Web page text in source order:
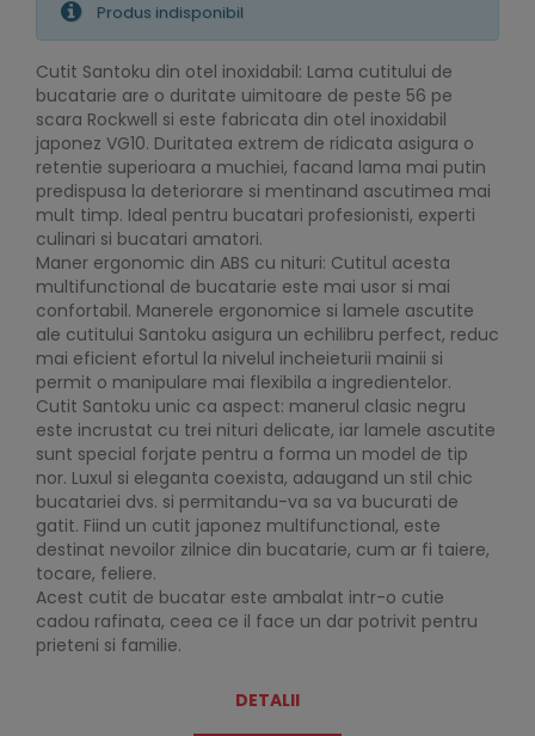
Produs indisponibil
Cutit Santoku din otel inoxidabil: Lama cutitului de
bucatarie are o duritate uimitoare de peste 56 pe
scara Rockwell si este fabricata din otel inoxidabil
japonez VG10. Duritatea extrem de ridicata asigura o
retentie superioara a muchiei, facand lama mai putin
predispusa la deteriorare si mentinand ascutimea mai
mult timp. Ideal pentru bucatari profesionisti, experti
culinari si bucatari amatori.
Maner ergonomic din ABS cu nituri: Cutitul acesta
multifunctional de bucatarie este mai usor si mai
confortabil. Manerele ergonomice si lamele ascutite
ale cutitului Santoku asigura un echilibru perfect, reduc
mai eficient efortul la nivelul incheieturii mainii si
permit o manipulare mai flexibila a ingredientelor.
Cutit Santoku unic ca aspect: manerul clasic negru
este incrustat cu trei nituri delicate, iar lamele ascutite
sunt special forjate pentru a forma un model de tip
nor. Luxul si eleganta coexista, adaugand un stil chic
bucatariei dvs. si permitandu-va sa va bucurati de
gatit. Fiind un cutit japonez multifunctional, este
destinat nevoilor zilnice din bucatarie, cum ar fi taiere,
tocare, feliere.
Acest cutit de bucatar este ambalat intr-o cutie
cadou rafinata, ceea ce il face un dar potrivit pentru
prieteni si familie.
DETALII